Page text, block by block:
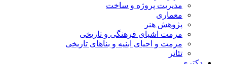
مدیریت پروژه و ساخت
معماری
پژوهش هنر
مرمت اشیای فرهنگی و تاریخی
مرمت و احیای ابنیه و بناهای تاریخی
تئاتر